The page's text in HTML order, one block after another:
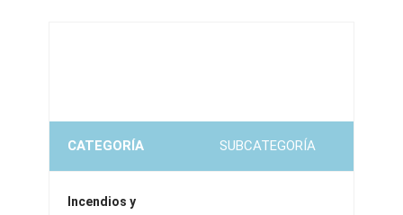
CATEGORÍA SUBCATEGORÍA
Incendios y